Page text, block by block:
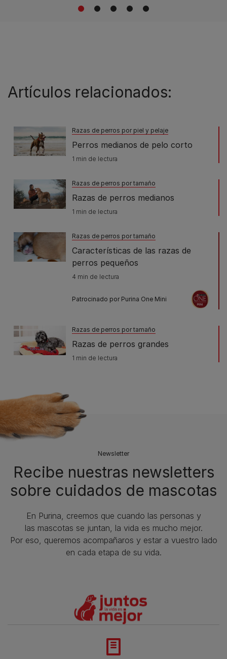
1 2 3 4 5
Artículos relacionados:
Razas de perros por piel y pelaje
Perros medianos de pelo corto
1 min de lectura
Razas de perros por tamaño
Razas de perros medianos
1 min de lectura
Razas de perros por tamaño
Características de las razas de
perros pequeños
4 min de lectura
Patrocinado por Purina One Mini
Razas de perros por tamaño
Razas de perros grandes
1 min de lectura
Newsletter
Recibe nuestras newsletters
sobre cuidados de mascotas​
En Purina, creemos que cuando las personas y
las mascotas se juntan, la vida es mucho mejor.
Por eso, queremos acompañaros y estar a vuestro lado
en cada etapa de su vida.​